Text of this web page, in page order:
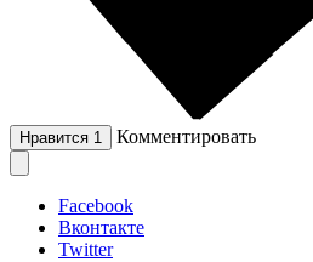
Нравится 1 Комментировать
Facebook
Вконтакте
Twitter